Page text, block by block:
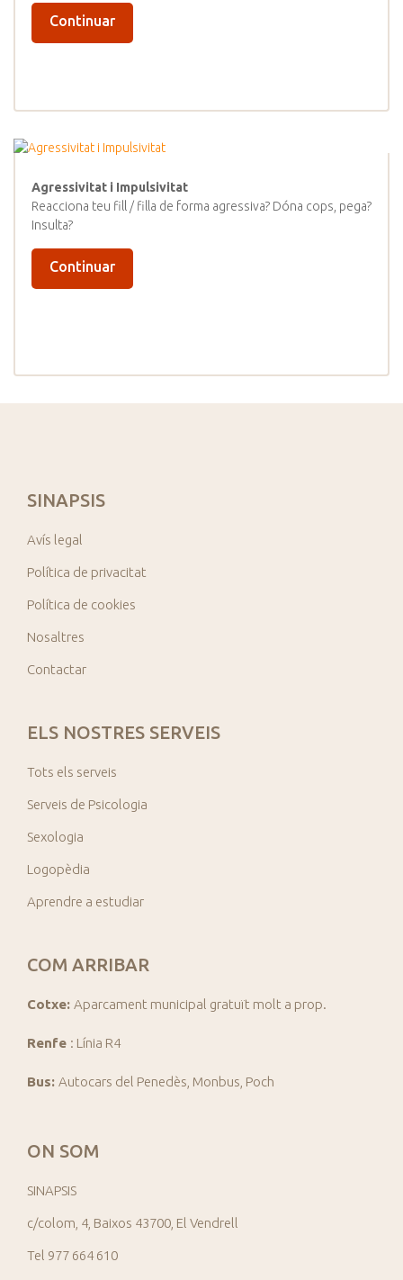
Continuar
Agressivitat i Impulsivitat
Reacciona teu fill / filla de forma agressiva? Dóna cops, pega?
Insulta?
Continuar
SINAPSIS
Avís legal
Política de privacitat
Política de cookies
Nosaltres
Contactar
ELS NOSTRES SERVEIS
Tots els serveis
Serveis de Psicologia
Sexologia
Logopèdia
Aprendre a estudiar
COM ARRIBAR
Cotxe: Aparcament municipal gratuït molt a prop.
Renfe : Línia R4
Bus: Autocars del Penedès, Monbus, Poch
ON SOM
SINAPSIS
c/colom, 4, Baixos 43700, El Vendrell
Tel 977 664 610